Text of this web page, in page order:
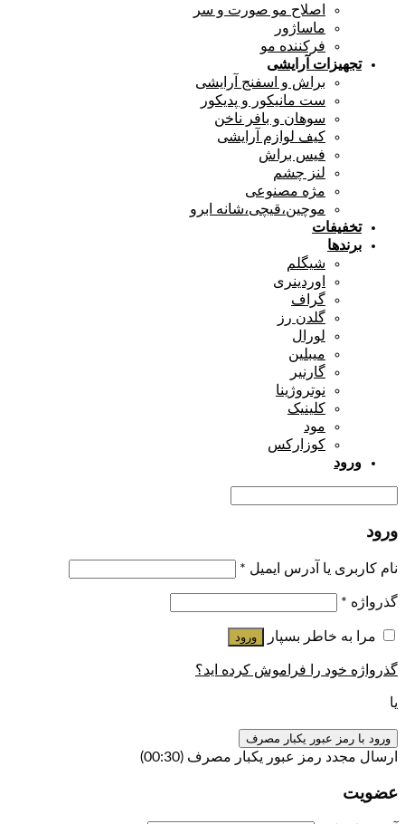
اصلاح مو صورت و سر
ماساژور
فرکننده مو
تجهیزات آرایشی
براش و اسفنج آرایشی
ست مانیکور و پدیکور
سوهان و بافر ناخن
کیف لوازم آرایشی
فیس براش
لنز چشم
مژه مصنوعی
موچین،قیچی،شانه ابرو
تخفیفات
برندها
شیگلم
اوردینری
گراف
گلدن رز
لورال
میبلین
گارنیر
نوتروژینا
کلینیک
مود
کوزارکس
ورود
ورود
نام کاربری یا آدرس ایمیل *
گذرواژه *
مرا به خاطر بسپار ورود
گذرواژه خود را فراموش کرده اید؟
یا
ورود با رمز عبور یکبار مصرف
ارسال مجدد رمز عبور یکبار مصرف (00:
30
)
عضویت